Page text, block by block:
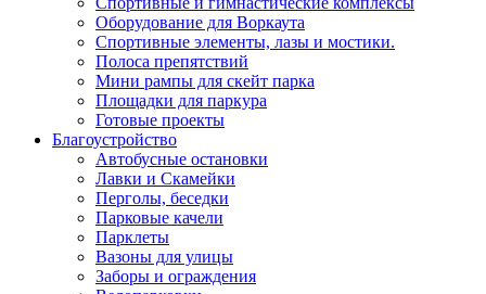
Оборудование для Воркаута
Спортивные элементы, лазы и мостики.
Полоса препятствий
Мини рампы для скейт парка
Площадки для паркура
Готовые проекты
Благоустройство
Автобусные остановки
Лавки и Скамейки
Перголы, беседки
Парковые качели
Парклеты
Вазоны для улицы
Заборы и ограждения